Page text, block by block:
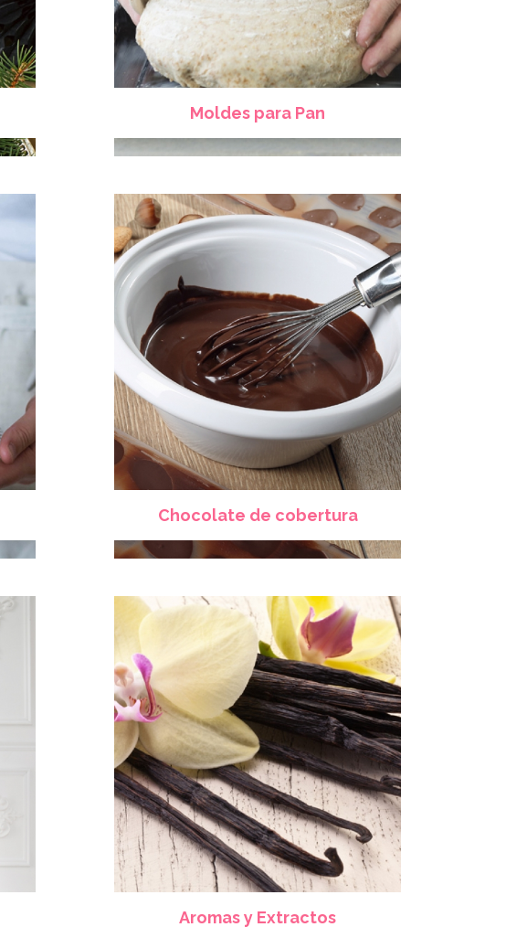
Moldes para Pan
Chocolate de cobertura
Aromas y Extractos